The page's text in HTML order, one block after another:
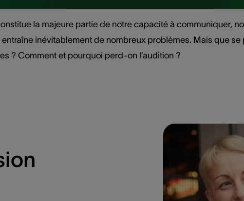
la majeure partie de notre capacité à communiquer,
inévitablement de nombreux problèmes. Mais que
? Comment et pourquoi perd-on l’audition ?